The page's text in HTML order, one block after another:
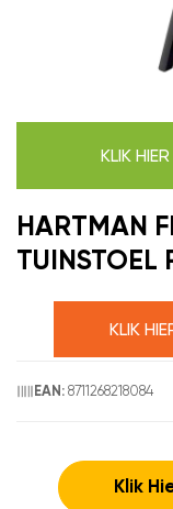
KLIK
HARTMAN
TUINSTOEL
KLIK
EAN: 8711268218084
Klik